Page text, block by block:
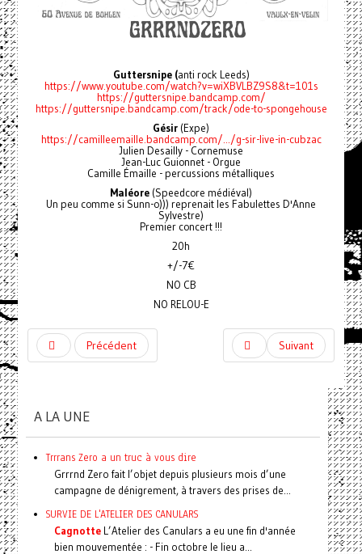
Guttersnipe (anti rock Leeds)
https://www.youtube.com/watch?v=wiXBVLBZ9S8&t=101s
https://guttersnipe.bandcamp.com/
https://guttersnipe.bandcamp.com/track/ode-to-spongehouse
Gésir (Expe)
https://camilleemaille.bandcamp.com/.../g-sir-live-in-cubzac
Julien Desailly - Cornemuse
Jean-Luc Guionnet - Orgue
Camille Émaille - percussions métalliques
Maléore (Speedcore médiéval)
Un peu comme si Sunn-o))) reprenait les Fabulettes D'Anne
Sylvestre)
Premier concert !!!
20h
+/-7€
NO CB
NO RELOU-E
Précédent Suivant
A LA UNE
Trrrans Zero a un truc à vous dire
Grrrnd Zero fait l’objet depuis plusieurs mois d’une
campagne de dénigrement, à travers des prises de...
SURVIE DE L'ATELIER DES CANULARS
CagnotteL’Atelier des Canulars a eu une fin d'année
bien mouvementée : - Fin octobre le lieu a...